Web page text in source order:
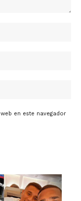
en este navegador